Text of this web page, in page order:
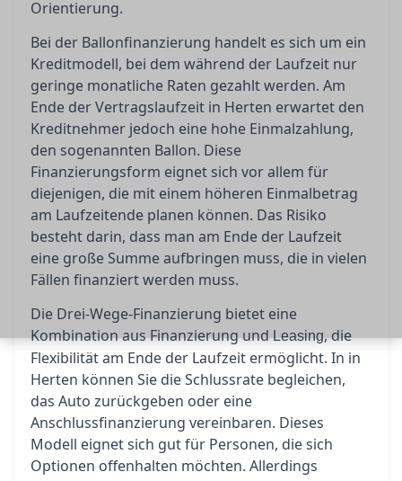
Orientierung.
Bei der Ballonfinanzierung handelt es sich um ein
Kreditmodell, bei dem während der Laufzeit nur
geringe monatliche Raten gezahlt werden. Am
Ende der Vertragslaufzeit in Herten erwartet den
Kreditnehmer jedoch eine hohe Einmalzahlung,
den sogenannten Ballon. Diese
Finanzierungsform eignet sich vor allem für
diejenigen, die mit einem höheren Einmalbetrag
am Laufzeitende planen können. Das Risiko
besteht darin, dass man am Ende der Laufzeit
eine große Summe aufbringen muss, die in vielen
Fällen finanziert werden muss.
Die Drei-Wege-Finanzierung bietet eine
Kombination aus Finanzierung undLeasing, die
Flexibilität am Ende der Laufzeit ermöglicht. In in
Herten können Sie die Schlussrate begleichen,
das Auto zurückgeben oder eine
Anschlussfinanzierung vereinbaren. Dieses
Modell eignet sich gut für Personen, die sich
Optionen offenhalten möchten. Allerdings